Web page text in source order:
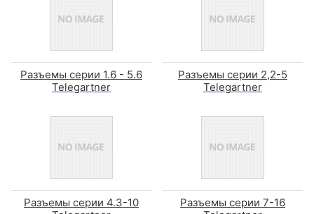
Разъемы серии 1.6 - 5.6
Telegartner
Разъемы серии 2,2-5
Telegartner
Разъемы серии 4.3-10
Разъемы серии 7-16